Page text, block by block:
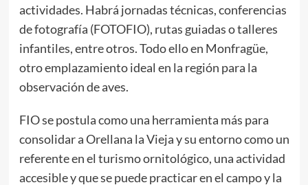
actividades. Habrá jornadas técnicas, conferencias
de fotografía (FOTOFIO), rutas guiadas o talleres
infantiles, entre otros. Todo ello en Monfragüe,
otro emplazamiento ideal en la región para la
observación de aves.
FIO se postula como una herramienta más para
consolidar a Orellana la Vieja y su entorno como un
referente en el turismo ornitológico, una actividad
accesible y que se puede practicar en el campo y la